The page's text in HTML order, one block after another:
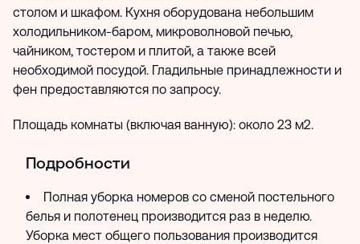
столом и шкафом. Кухня оборудована небольшим
холодильником-баром, микроволновой печью,
чайником, тостером и плитой, а также всей
необходимой посудой. Гладильные принадлежности и
фен предоставляются по запросу.
Площадь комнаты (включая ванную): около 23 м2.
Подробности
Полная уборка номеров со сменой постельного
белья и полотенец производится раз в неделю.
Уборка мест общего пользования производится